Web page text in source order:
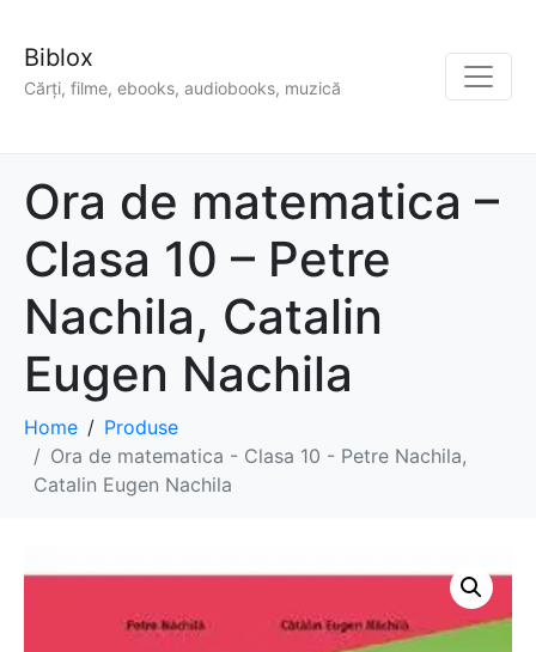
Biblox
Cărți, filme, ebooks, audiobooks, muzică
Ora de matematica –
Clasa 10 – Petre
Nachila, Catalin
Eugen Nachila
Home
Produse
Ora de matematica - Clasa 10 - Petre Nachila,
Catalin Eugen Nachila